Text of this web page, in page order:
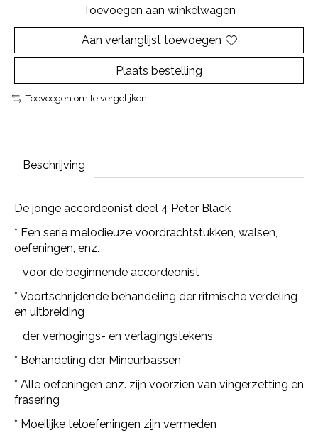
Toevoegen aan winkelwagen
Aan verlanglijst toevoegen
Plaats bestelling
Toevoegen om te vergelijken
Beschrijving
De jonge accordeonist deel 4 Peter Black
* Een serie melodieuze voordrachtstukken, walsen,
oefeningen, enz.
voor de beginnende accordeonist
* Voortschrijdende behandeling der ritmische verdeling
en uitbreiding
der verhogings- en verlagingstekens
* Behandeling der Mineurbassen
* Alle oefeningen enz. zijn voorzien van vingerzetting en
frasering
* Moeilijke teloefeningen zijn vermeden